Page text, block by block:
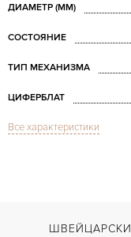
ДИАМЕТР (MM)
СОСТОЯНИЕ
ТИП МЕХАНИЗМА
ЦИФЕРБЛАТ
СТЕКЛО
Все характеристики